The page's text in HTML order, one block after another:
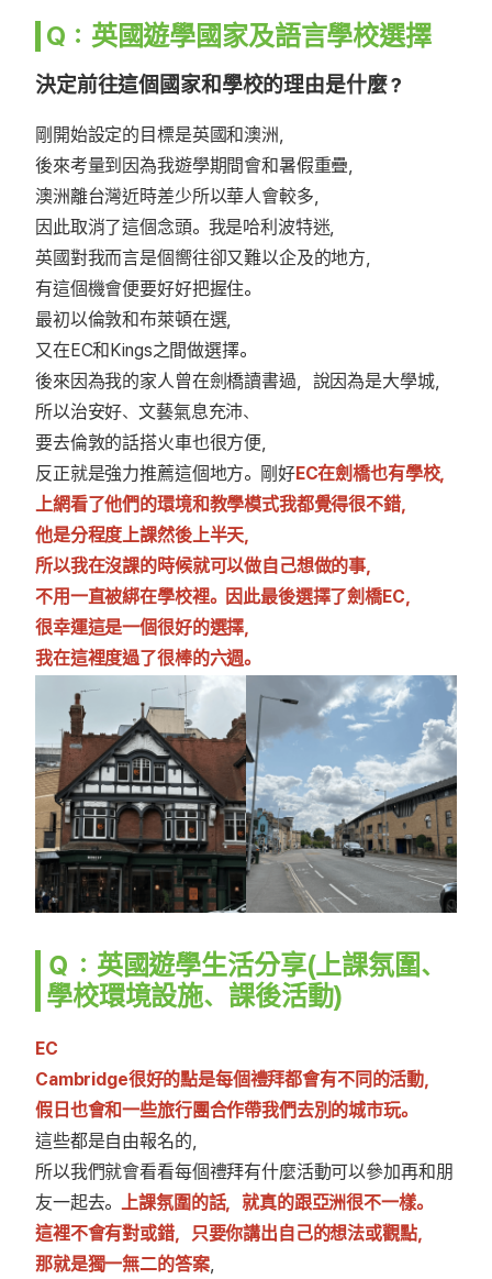
Q：英國遊學國家及語言學校選擇
決定前往這個國家和學校的理由是什麼？
剛開始設定的目標是英國和澳洲，
後來考量到因為我遊學期間會和暑假重疊，
澳洲離台灣近時差少所以華人會較多，
因此取消了這個念頭。我是哈利波特迷，
英國對我而言是個嚮往卻又難以企及的地方，
有這個機會便要好好把握住。
最初以倫敦和布萊頓在選，
又在EC和Kings之間做選擇。
後來因為我的家人曾在劍橋讀書過，說因為是大學城，
所以治安好、文藝氣息充沛、
要去倫敦的話搭火車也很方便，
反正就是強力推薦這個地方。剛好EC在劍橋也有學校，
上網看了他們的環境和教學模式我都覺得很不錯，
他是分程度上課然後上半天，
所以我在沒課的時候就可以做自己想做的事，
不用一直被綁在學校裡。因此最後選擇了劍橋EC，
很幸運這是一個很好的選擇，
我在這裡度過了很棒的六週。
Ｑ：英國遊學生活分享(上課氛圍、
學校環境設施、課後活動)
EC
Cambridge很好的點是每個禮拜都會有不同的活動，
假日也會和一些旅行團合作帶我們去別的城市玩。
這些都是自由報名的，
所以我們就會看看每個禮拜有什麼活動可以參加再和朋
友一起去。上課氛圍的話，就真的跟亞洲很不一樣。
這裡不會有對或錯，只要你講出自己的想法或觀點，
那就是獨一無二的答案，